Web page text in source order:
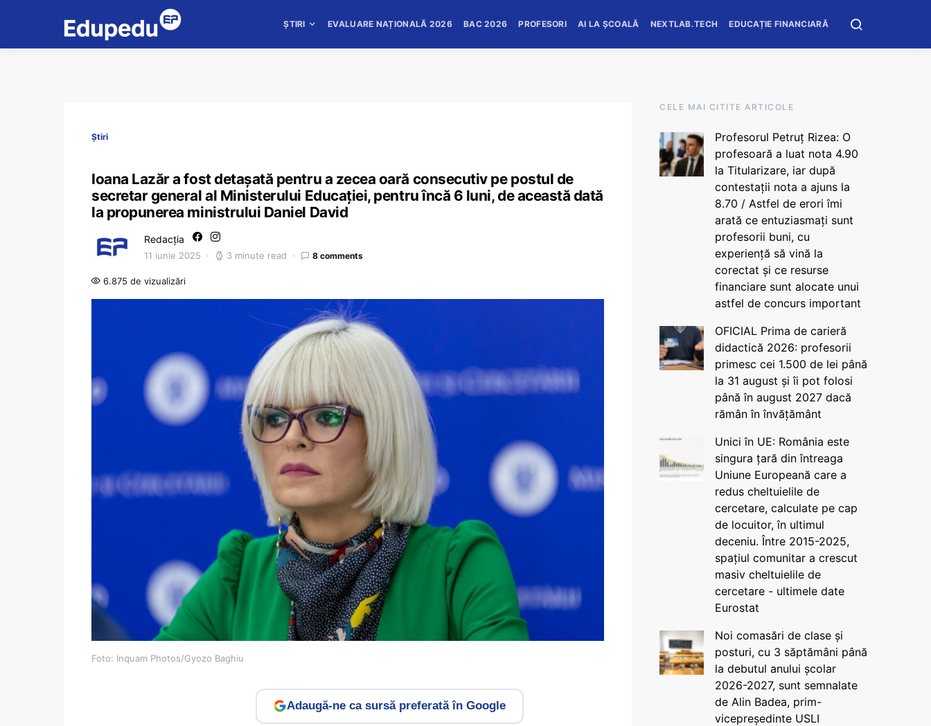
ȘTIRI EVALUARE NAȚIONALĂ 2026 BAC 2026 PROFESORI AI LA ȘCOALĂ NEXTLAB.TECH EDUCAȚIE FINANCIARĂ
Știri
Ioana Lazăr a fost detașată pentru a zecea oară consecutiv pe postul de
secretar general al Ministerului Educației, pentru încă 6 luni, de această dată
la propunerea ministrului Daniel David
Redacția
11 iunie 2025 3 minute read 8 comments
6.875 de vizualizări
Foto: Inquam Photos/Gyozo Baghiu
Adaugă-ne ca sursă preferată în Google
CELE MAI CITITE ARTICOLE
Profesorul Petruț Rizea: O
profesoară a luat nota 4.90
la Titularizare, iar după
contestații nota a ajuns la
8.70 / Astfel de erori îmi
arată ce entuziasmați sunt
profesorii buni, cu
experiență să vină la
corectat și ce resurse
financiare sunt alocate unui
astfel de concurs important
OFICIAL Prima de carieră
didactică 2026: profesorii
primesc cei 1.500 de lei până
la 31 august și îi pot folosi
până în august 2027 dacă
rămân în învățământ
Unici în UE: România este
singura țară din întreaga
Uniune Europeană care a
redus cheltuielile de
cercetare, calculate pe cap
de locuitor, în ultimul
deceniu. Între 2015-2025,
spațiul comunitar a crescut
masiv cheltuielile de
cercetare - ultimele date
Eurostat
Noi comasări de clase și
posturi, cu 3 săptămâni până
la debutul anului școlar
2026-2027, sunt semnalate
de Alin Badea, prim-
vicepreședinte USLI